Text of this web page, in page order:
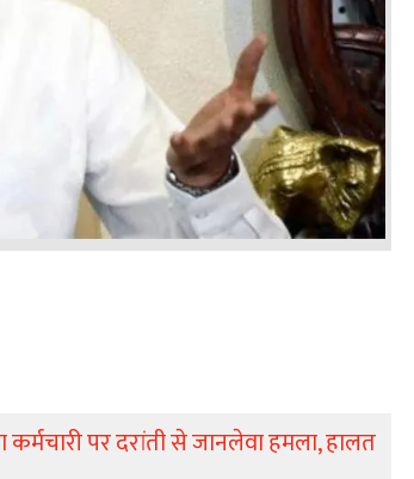
पर दरांती से जानलेवा हमला, हालत